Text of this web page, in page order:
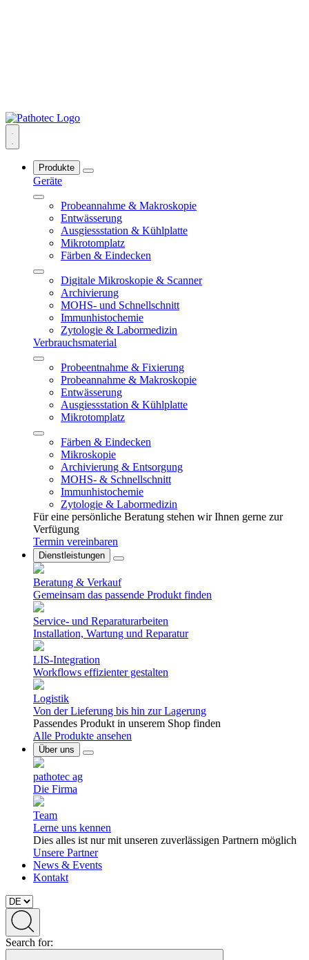
Produkte
Geräte
Probeannahme & Makroskopie
Entwässerung
Ausgiessstation & Kühlplatte
Mikrotomplatz
Färben & Eindecken
Digitale Mikroskopie & Scanner
Archivierung
MOHS- und Schnellschnitt
Immunhistochemie
Zytologie & Labormedizin
Verbrauchsmaterial
Probeentnahme & Fixierung
Probeannahme & Makroskopie
Entwässerung
Ausgiessstation & Kühlplatte
Mikrotomplatz
Färben & Eindecken
Mikroskopie
Archivierung & Entsorgung
MOHS- & Schnellschnitt
Immunhistochemie
Zytologie & Labormedizin
Für eine persönliche Beratung stehen wir Ihnen gerne zur
Verfügung
Termin vereinbaren
Dienstleistungen
Beratung & Verkauf
Gemeinsam das passende Produkt finden
Service- und Reparaturarbeiten
Installation, Wartung und Reparatur
LIS-Integration
Workflows effizienter gestalten
Logistik
Von der Lieferung bis hin zur Lagerung
Passendes Produkt in unserem Shop finden
Alle Produkte ansehen
Über uns
pathotec ag
Die Firma
Team
Lerne uns kennen
Dies alles ist nur mit unseren zuverlässigen Partnern möglich
Unsere Partner
News & Events
Kontakt
Search for: